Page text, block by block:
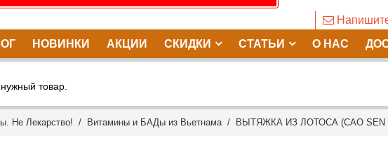
НОВИНКИ АКЦИИ СКИДКИ СТАТЬИ О НАС
товар.
Не Лекарство! / Витамины и БАДы из Вьетнама/ ВЫТЯЖКА ИЗ ЛОТОСА (CAO SEN